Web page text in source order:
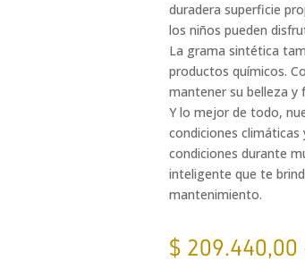
duradera superficie
los niños pueden
La grama sintética
productos químicos.
mantener su belleza y
Y lo mejor de todo,
condiciones
condiciones durante
inteligente que te
mantenimiento.
$ 209.440,00